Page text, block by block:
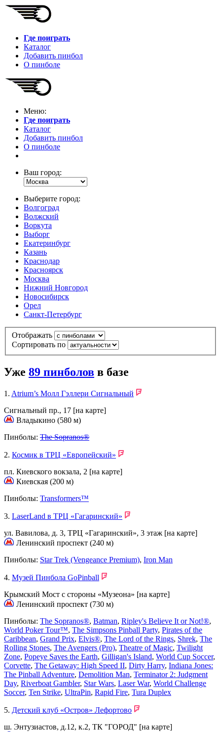
Где поиграть
Каталог
Добавить пинбол
О пинболе
Меню:
Где поиграть
Каталог
Добавить пинбол
О пинболе
Ваш город:
Выберите город:
Волгоград
Волжский
Воркута
Выборг
Екатеринбург
Казань
Краснодар
Красноярск
Москва
Нижний Новгород
Новосибирск
Орел
Санкт-Петербург
Отображать
Сортировать по
Уже 89 пинболов в базе
1. Atrium’s Молл Гэллери Сигнальный
Сигнальный пр., 17 [на карте]
Владыкино (580 м)
Пинболы: The Sopranos®
2. Космик в ТРЦ «Европейский»
пл. Киевского вокзала, 2 [на карте]
Киевская (200 м)
Пинболы: Transformers™
3. LaserLand в ТРЦ «Гагаринский»
ул. Вавилова, д. 3, ТРЦ «Гагаринский», 3 этаж [на карте]
Ленинский проспект (240 м)
Пинболы: Star Trek (Vengeance Premium), Iron Man
4. Музей Пинбола GoPinball
Крымский Мост с стороны «Музеона» [на карте]
Ленинский проспект (730 м)
Пинболы: The Sopranos®, Batman, Ripley's Believe It or Not!®,
World Poker Tour™, The Simpsons Pinball Party, Pirates of the
Caribbean, Grand Prix, Elvis®, The Lord of the Rings, Shrek, The
Rolling Stones, The Avengers (Pro), Theatre of Magic, Twilight
Zone, Popeye Saves the Earth, Gilligan's Island, World Cup Soccer,
Corvette, The Getaway: High Speed II, Dirty Harry, Indiana Jones:
The Pinball Adventure, Demolition Man, Terminator 2: Judgment
Day, Riverboat Gambler, Star Wars, Laser War, World Challenge
Soccer, Ten Strike, UltraPin, Rapid Fire, Tura Duplex
5. Детский клуб «Остров» Лефортово
ш. Энтузиастов, д.12, к.2, ТК "ГОРОД" [на карте]